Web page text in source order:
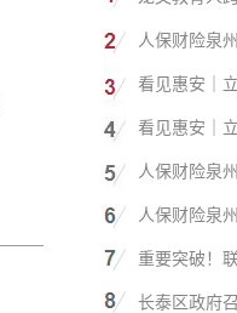
人保财险泉
看见惠安｜
看见惠安｜
人保财险泉
人保财险泉
重要突破！
长泰区政府